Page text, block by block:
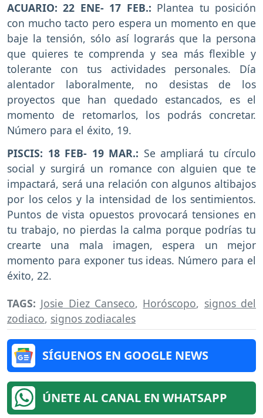
ACUARIO: 22 ENE- 17 FEB.: Plantea tu posición
con mucho tacto pero espera un momento en que
baje la tensión, sólo así lograrás que la persona
que quieres te comprenda y sea más flexible y
tolerante con tus actividades personales. Día
alentador laboralmente, no desistas de los
proyectos que han quedado estancados, es el
momento de retomarlos, los podrás concretar.
Número para el éxito, 19.
PISCIS: 18 FEB- 19 MAR.: Se ampliará tu círculo
social y surgirá un romance con alguien que te
impactará, será una relación con algunos altibajos
por los celos y la intensidad de los sentimientos.
Puntos de vista opuestos provocará tensiones en
tu trabajo, no pierdas la calma porque podrías tu
crearte una mala imagen, espera un mejor
momento para exponer tus ideas. Número para el
éxito, 22.
TAGS: Josie Diez Canseco, Horóscopo, signos del
zodiaco, signos zodiacales
SÍGUENOS EN GOOGLE NEWS
ÚNETE AL CANAL EN WHATSAPP